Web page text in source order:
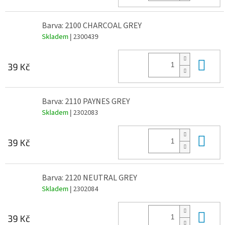
Barva: 2100 CHARCOAL GREY
Skladem | 2300439
39 Kč
Barva: 2110 PAYNES GREY
Skladem | 2302083
39 Kč
Barva: 2120 NEUTRAL GREY
Skladem | 2302084
39 Kč